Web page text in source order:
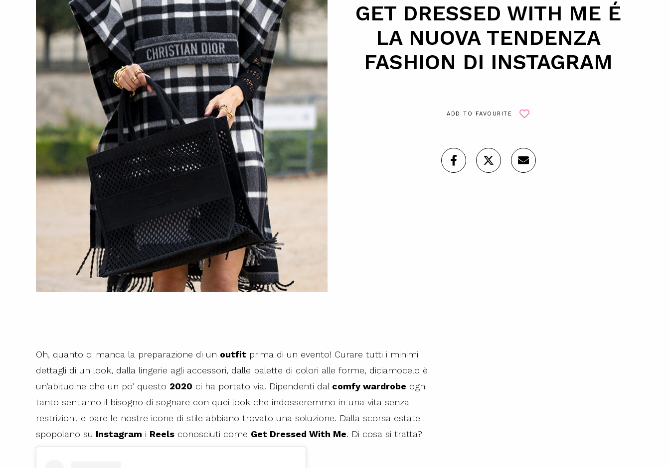
GET DRESSED WITH ME É
LA NUOVA TENDENZA
FASHION DI INSTAGRAM
ADD TO FAVOURITE
Oh, quanto ci manca la preparazione di un outfit prima di un evento! Curare tutti i minimi
dettagli di un look, dalla lingerie agli accessori, dalle palette di colori alle forme, diciamocelo è
un’abitudine che un po’ questo 2020 ci ha portato via. Dipendenti dal comfy wardrobe ogni
tanto sentiamo il bisogno di sognare con quei look che indosseremmo in una vita senza
restrizioni, e pare le nostre icone di stile abbiano trovato una soluzione. Dalla scorsa estate
spopolano su Instagram i Reels conosciuti come Get Dressed With Me. Di cosa si tratta?